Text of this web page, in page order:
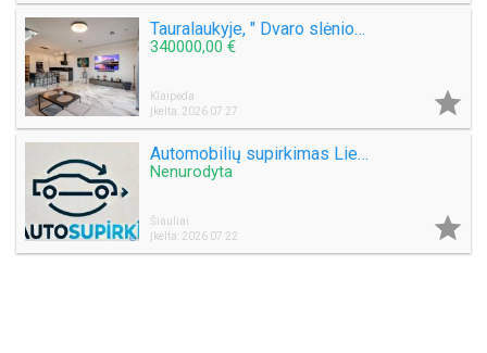
Tauralaukyje, " Dvaro slėnio " Medeinos g. Parduodamas kotedžas 113 kv.m. , sklypas 2,5 a .
340000,00 €
Klaipėda
Įkelta: 2026 07 27

Automobilių supirkimas Lietuvoje
Nenurodyta
Šiauliai
Įkelta: 2026 07 22
